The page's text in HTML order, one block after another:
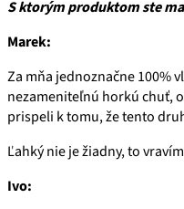
S ktorým produktom ste
Marek:
Za mňa jednoznačne 100%
nezameniteľnú horkú chuť,
prispeli k tomu, že tento
Ľahký nie je žiadny, to
Ivo: